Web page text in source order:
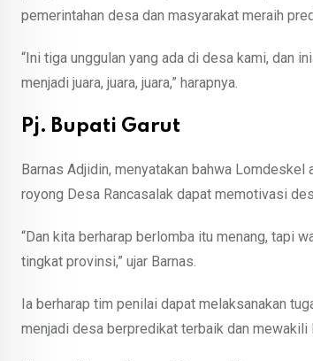
pemerintahan desa dan masyarakat meraih
“Ini tiga unggulan yang ada di desa kami, dan
menjadi juara, juara, juara,” harapnya.
Pj. Bupati Garut
Barnas Adjidin, menyatakan bahwa
royong Desa Rancasalak dapat memotivasi
“Dan kita berharap berlomba itu menang, tapi
tingkat provinsi,” ujar Barnas.
Ia berharap tim penilai dapat melaksanakan
menjadi desa berpredikat terbaik dan